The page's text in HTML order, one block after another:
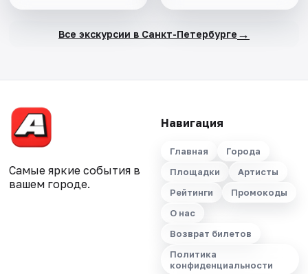
Все экскурсии в Санкт-Петербурге →
Самые яркие события в
вашем городе.
Навигация
Главная
Города
Площадки
Артисты
Рейтинги
Промокоды
О нас
Возврат билетов
Политика
конфиденциальности